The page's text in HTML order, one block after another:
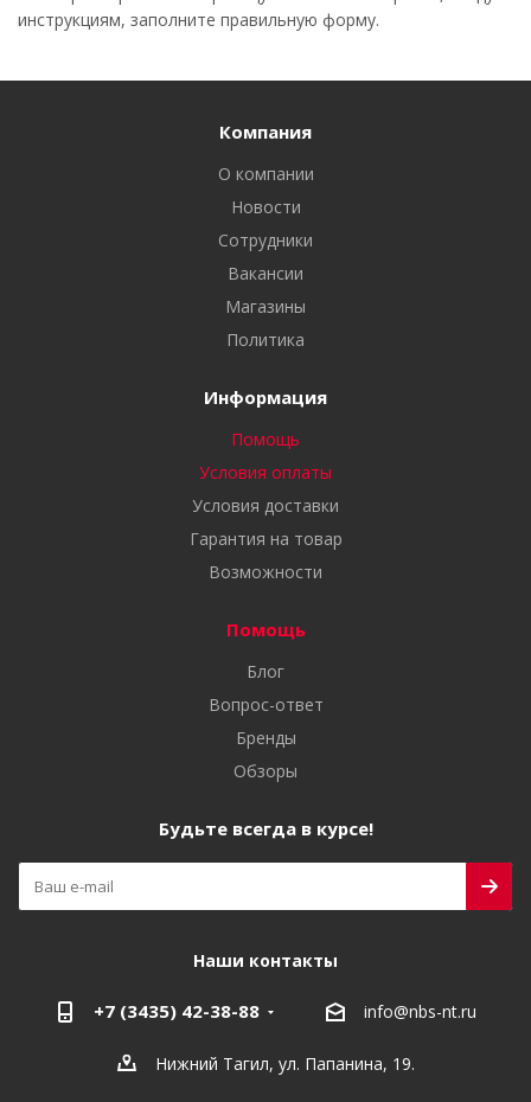
инструкциям, заполните правильную форму.
Компания
О компании
Новости
Сотрудники
Вакансии
Магазины
Политика
Информация
Помощь
Условия оплаты
Условия доставки
Гарантия на товар
Возможности
Помощь
Блог
Вопрос-ответ
Бренды
Обзоры
Будьте всегда в курсе!
Наши контакты
+7 (3435) 42-38-88 info@nbs-nt.ru
Нижний Тагил, ул. Папанина, 19.